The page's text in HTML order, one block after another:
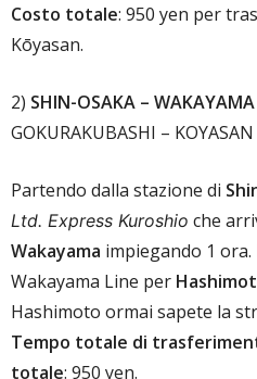
Costo totale: 950 yen per
Kōyasan.
2) SHIN-OSAKA –
GOKURAKUBASHI – KOYASAN
Partendo dalla stazione di
Ltd. Express Kuroshio che
Wakayama impiegando 1 ora.
Wakayama Line per
Hashimoto ormai sapete la
Tempo totale di
totale: 950 yen.